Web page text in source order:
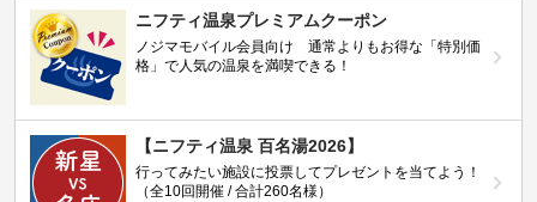
ニフティ温泉プレミアムクーポン
ノジマモバイル会員向け 通常よりもお得な「特別価
格」で人気の温泉を満喫できる！
【ニフティ温泉 百名湯2026】
行ってみたい施設に投票してプレゼントを当てよう！
（全10回開催 / 合計260名様）